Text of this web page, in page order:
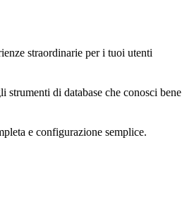
straordinarie per i tuoi utenti
di database che conosci bene
e configurazione semplice.